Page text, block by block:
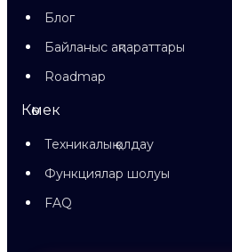
Блог
Байланыс ақпараттары
Roadmap
Көмек
Техникалық қолдау
Функциялар шолуы
FAQ